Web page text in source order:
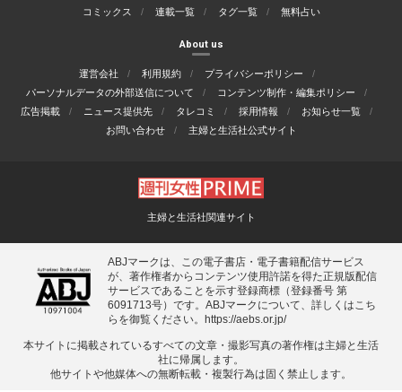
コミックス
連載一覧 タグ一覧 無料占い
About us
運営会社 利用規約
プライバシーポリシー
パーソナルデータの外部送信について
コンテンツ制作・編集ポリシー
広告掲載
ニュース提供先 タレコミ 採用情報
お知らせ一覧
お問い合わせ
主婦と生活社公式サイト
主婦と生活社関連サイト
ABJマークは、この電子書店・電子書籍配信サービス
が、著作権者からコンテンツ使用許諾を得た正規版配信
サービスであることを示す登録商標（登録番号 第
6091713号）です。ABJマークについて、詳しくはこち
らを御覧ください。
https://aebs.or.jp/
本サイトに掲載されているすべての⽂章・撮影写真の著作権は主婦と⽣活
社に帰属します。
他サイトや他媒体への無断転載・複製⾏為は固く禁⽌します。